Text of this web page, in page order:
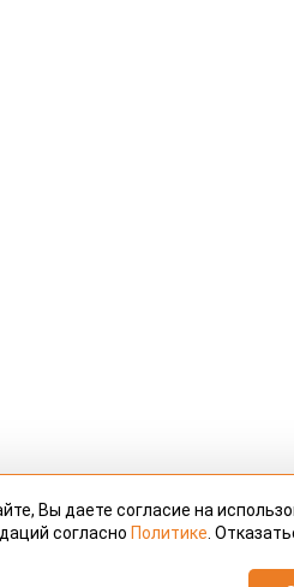
Вы даете согласие на
согласно Политике .